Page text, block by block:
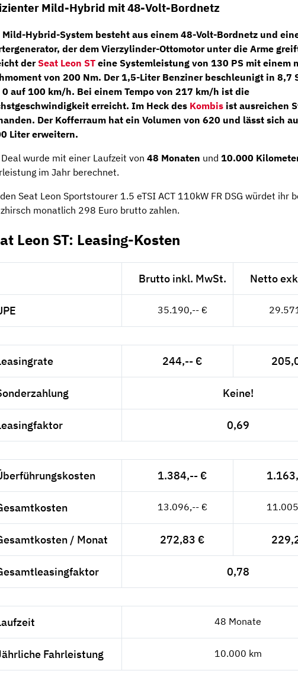
Mild-Hybrid mit 48-Volt-Bordnetz
Mild-Hybrid-System besteht aus einem 48-Volt-Bordnetz und
der dem Vierzylinder-Ottomotorunter die Arme
derSeat Leon ST eine Systemleistung von 130 PS mit einem
von 200 Nm. Der 1,5-Liter Benziner beschleunigt in 8,7
0 auf 100 km/h. Bei einem Tempo von 217 km/h ist die
erreicht. Im Heck des Kombis ist ausreichen
Der Kofferraum hat ein Volumen von 620 und lässt sich
Liter erweitern.
wurde mit einer Laufzeit von 48 Monaten und 10.000
im Jahr berechnet.
Seat Leon Sportstourer 1.5 eTSI ACT 110kW FR DSG würdet ihr
monatlich 298 Euro brutto zahlen.
Leon ST: Leasing-Kosten
Brutto inkl. MwSt. Netto
35.190,-- €
244,-- €
Keine!
0,69
1.384,-- €
13.096,-- €
/ Monat 272,83 €
0,78
48 Monate
Fahrleistung 10.000 km